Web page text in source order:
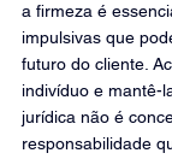
a firmeza é
impulsivas que
futuro do cliente.
indivíduo e mantê-
jurídica não é
responsabilidade